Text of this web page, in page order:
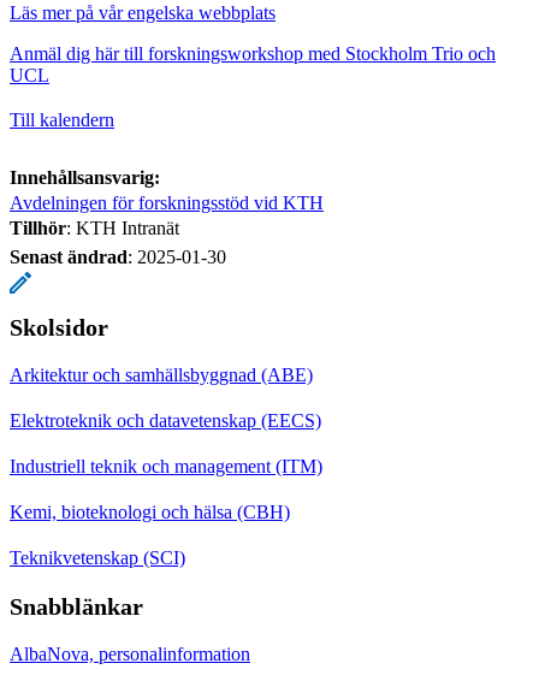
Läs mer på vår engelska webbplats
Anmäl dig här till forskningsworkshop med Stockholm Trio och
UCL
Till kalendern
Innehållsansvarig:
Avdelningen för forskningsstöd vid KTH
Tillhör: KTH Intranät
Senast ändrad: 2025-01-30
Skolsidor
Arkitektur och samhällsbyggnad (ABE)
Elektroteknik och datavetenskap (EECS)
Industriell teknik och management (ITM)
Kemi, bioteknologi och hälsa (CBH)
Teknikvetenskap (SCI)
Snabblänkar
AlbaNova, personalinformation